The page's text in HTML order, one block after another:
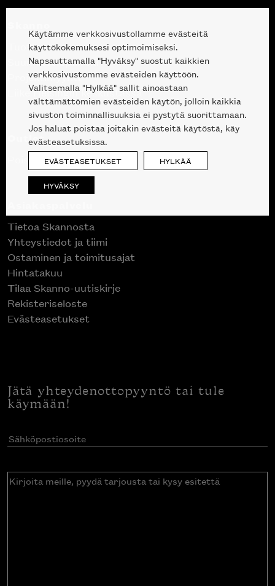
Tuotteet
Suunnittelupalvelu
Projektimyynti
Liike Helsingin keskustassa
Outlet
Poistuvat mallikappaleet
Tietoa Skannosta
Yhteystiedot ja tiimi
Ostaminen ja toimitusajat
Hintatakuu
Tilaa Skanno-uutiskirje
Rekisteriseloste
Evästeasetukset
Jätä yhteydenottopyyntö tai tule
käymään!
Sähköpostiosoite(Pakollinen)
Kirjoita
Käytämme verkkosivustollamme evästeitä
käyttökokemuksesi optimoimiseksi.
Napsauttamalla "Hyväksy" suostut kaikkien
verkkosivustomme evästeiden käyttöön.
Valitsemalla "Hylkää" sallit ainoastaan
välttämättömien evästeiden käytön, jolloin kaikkia
sivuston toiminnallisuuksia ei pystytä suorittamaan.
Jos haluat poistaa joitakin evästeitä käytöstä, käy
evästeasetuksissa.
EVÄSTEASETUKSET HYLKÄÄ
HYVÄKSY